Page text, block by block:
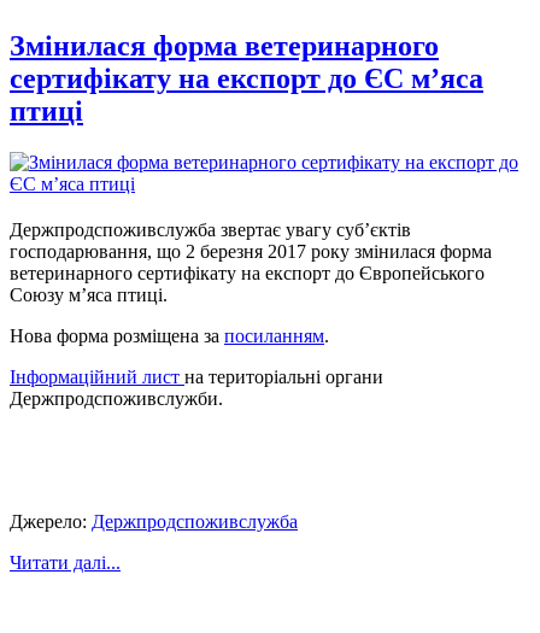
Змінилася форма ветеринарного
сертифікату на експорт до ЄС м’яса
птиці
Держпродспоживслужба звертає увагу суб’єктів
господарювання, що 2 березня 2017 року змінилася форма
ветеринарного сертифікату на експорт до Європейського
Союзу м’яса птиці.
Нова форма розміщена за посиланням.
Інформаційний лист на територіальні органи
Держпродспоживслужби.
Джерело: Держпродспоживслужба
Читати далі...